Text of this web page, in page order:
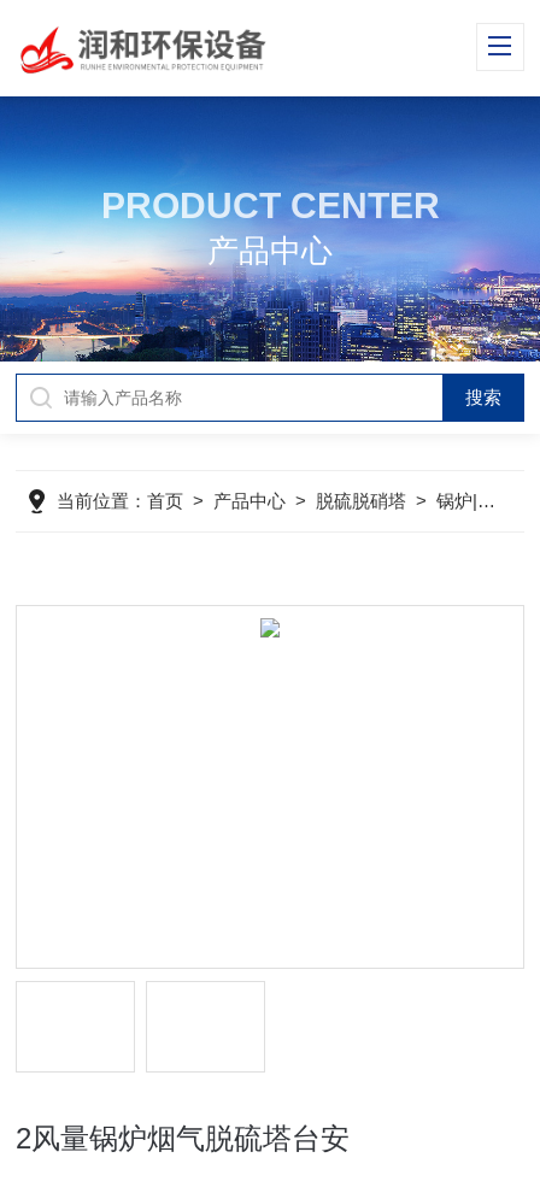
PRODUCT CENTER
产品中心
当前位置：首页 > 产品中心 > 脱硫脱硝塔 >锅炉|钢厂烟气脱硫塔
2风量锅炉烟气脱硫塔台安